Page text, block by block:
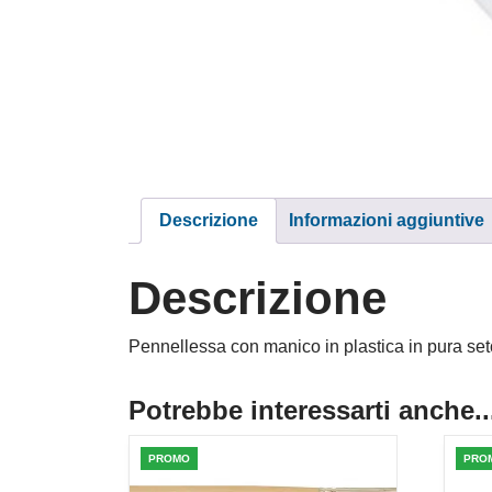
Descrizione Informazioni aggiuntive
Descrizione
Pennellessa con manico in plastica in pura
Potrebbe interessarti
PROMO